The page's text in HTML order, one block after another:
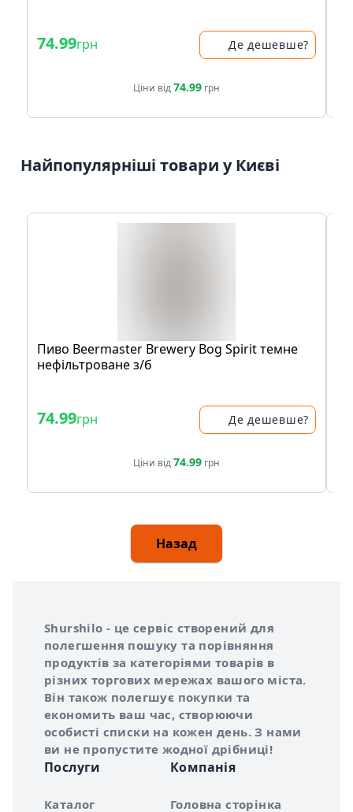
74.99грн Де дешевше?
Ціни від74.99 грн
Найпопулярніші товари у Києві
Пиво Beermaster Brewery Bog Spirit темне
нефільтроване з/б
74.99грн Де дешевше?
Ціни від74.99 грн
Назад
Про сервіс Shurshilo
Shurshilo - це сервіс створений для
полегшення пошуку та порівняння
продуктів за категоріями товарів в
різних торгових мережах вашого міста.
Він також полегшує покупки та
економить ваш час, створюючи
особисті списки на кожен день. З нами
ви не пропустите жодної дрібниці!
Послуги
Каталог
Компанія
Головна сторінка